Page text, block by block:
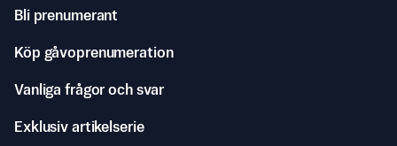
Bli prenumerant
Köp gåvoprenumeration
Vanliga frågor och svar
Exklusiv artikelserie